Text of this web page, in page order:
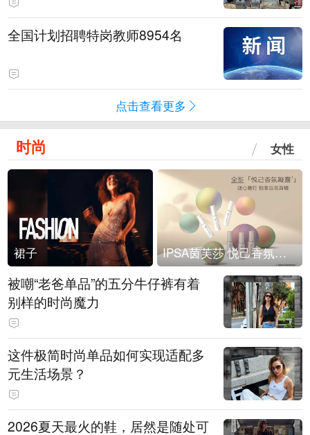
全国计划招聘特岗教师8954名
点击查看更多
时尚 女性
裙子 IPSA茵芙莎 悦己香氛凝露上市
被嘲“老爸单品”的五分牛仔裤有着
别样的时尚魔力
这件极简时尚单品如何实现适配多
元生活场景？
2026夏天最火的鞋，居然是随处可